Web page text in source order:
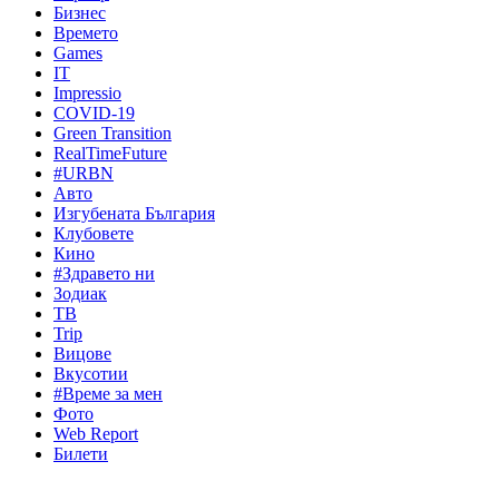
Бизнес
Времето
Games
IT
Impressio
COVID-19
Green Transition
RealTimeFuture
#URBN
Авто
Изгубената България
Клубовете
Кино
#Здравето ни
Зодиак
ТВ
Trip
Вицове
Вкусотии
#Време за мен
Фото
Web Report
Билети